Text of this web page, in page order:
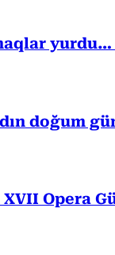
doğum
XVII Opera